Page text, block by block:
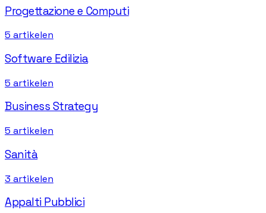
Progettazione e Computi
5 artikelen
Software Edilizia
5 artikelen
Business Strategy
5 artikelen
Sanità
3 artikelen
Appalti Pubblici